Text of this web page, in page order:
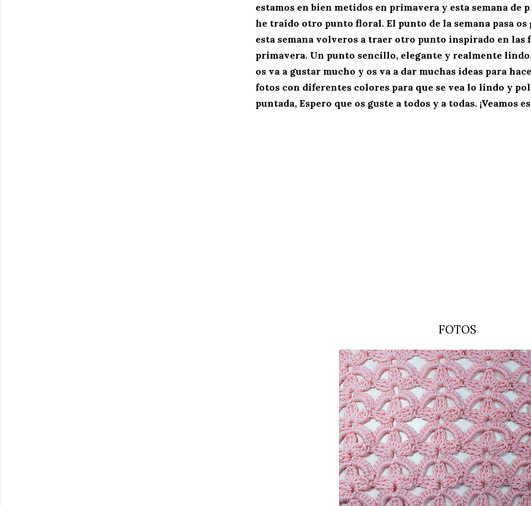
estamos en bien metidos en primavera y esta semana
he traído otro punto floral. El punto de la semana pasa os
esta semana volveros a traer otro punto inspirado en las
primavera. Un punto sencillo, elegante y realmente
os va a gustar mucho y os va a dar muchas ideas para
fotos con diferentes colores para que se vea lo lindo y
puntada, Espero que os guste a todos y a todas. ¡Veamos
FOTOS